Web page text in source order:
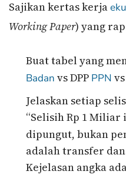
Sajikan kertas kerja
Working Paper) yang
Buat tabel yang
Badan vs DPP PPN vs
Jelaskan setiap
“Selisih Rp 1 Miliar
dipungut, bukan
adalah transfer
Kejelasan angka